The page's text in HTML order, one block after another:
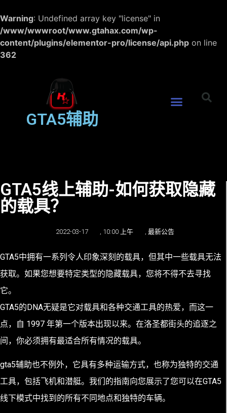
Warning: Undefined array key "license" in
/www/wwwroot/www.gtahax.com/wp-
content/plugins/elementor-pro/license/api.php on line
362
GTA5辅助
GTA5线上辅助-如何获取隐藏
的载具？
2022-03-17 10:00 上午 最新公告
GTA5中拥有一系列令人印象深刻的载具，但其中一些载具无法
获取。如果您想要特定类型的隐藏载具，您将不得不去寻找
它。
GTA5的DNA无疑是它对载具和各种交通工具的热爱，而这一
点，自 1997 年第一个版本出现以来。在洛圣都街头的追逐之
间，你必须拥有最适合所有情况的载具。
gta5辅助也不例外，它具有多种运输方式，也称为独特的交通
工具，包括飞机和潜艇。我们的指南向您展示了您可以在GTA5
线下模式中找到的所有不同地点和独特的车辆。